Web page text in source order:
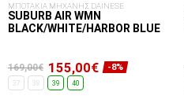
ΜΠΟΤΑΚΙΑ ΜΗΧΑΝΗΣ DAINESE
SUBURB AIR WMN
BLACK/WHITE/HARBOR BLUE
169,00€ 155,00€ -8%
37 38 39 40